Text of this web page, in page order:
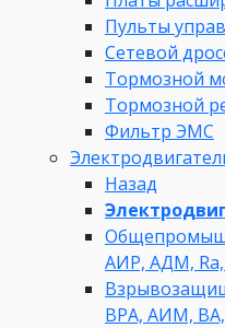
Пульты
Сетевой
Тормозной
Тормозной
Фильтр ЭМС
Назад
АИР, АДМ, Ra,
ВРА, АИМ,